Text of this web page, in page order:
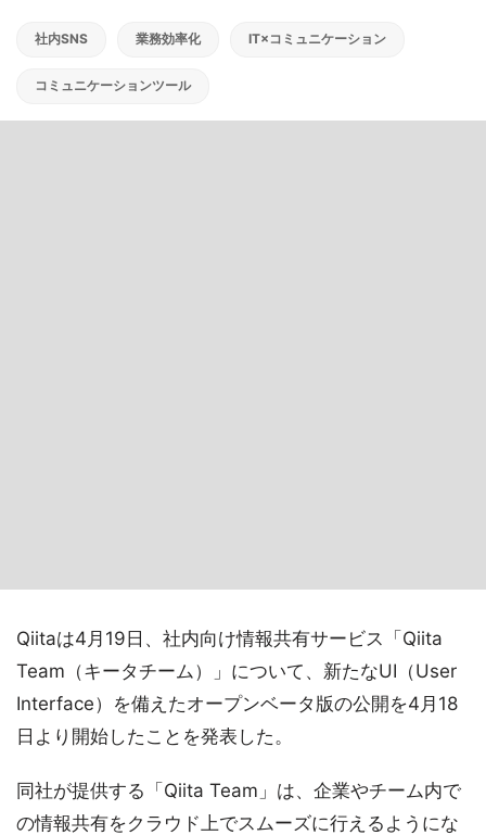
社内SNS 業務効率化 IT×コミュニケーション
コミュニケーションツール
Qiitaは4月19日、社内向け情報共有サービス「Qiita
Team（キータチーム）」について、新たなUI（User
Interface）を備えたオープンベータ版の公開を4月18
日より開始したことを発表した。
同社が提供する「Qiita Team」は、企業やチーム内で
の情報共有をクラウド上でスムーズに行えるようにな